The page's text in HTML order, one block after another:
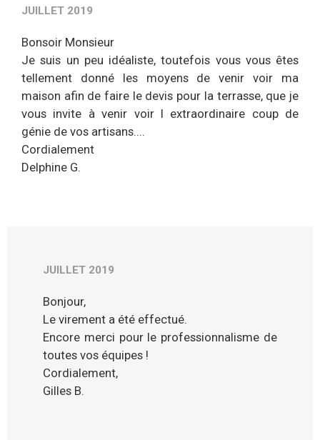
JUILLET 2019
Bonsoir Monsieur
Je suis un peu idéaliste, toutefois vous vous êtes
tellement donné les moyens de venir voir ma
maison afin de faire le devis pour la terrasse, que je
vous invite à venir voir l extraordinaire coup de
génie de vos artisans....
Cordialement
Delphine G.
JUILLET 2019
Bonjour,
Le virement a été effectué.
Encore merci pour le professionnalisme de
toutes vos équipes !
Cordialement,
Gilles B.